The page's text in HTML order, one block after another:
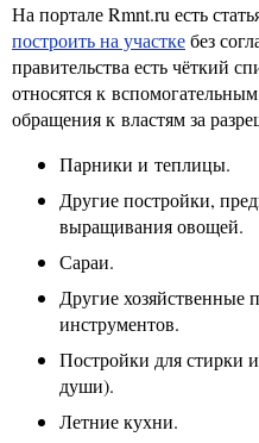
На портале Rmnt.ru есть
построить на участкебез
правительства есть чёткий
относятся к
обращения к властям за
Парники и теплицы.
Другие постройки,
выращивания овощей.
Сараи.
Другие хозяйственные
инструментов.
Постройки для стирки
души).
Летние кухни.